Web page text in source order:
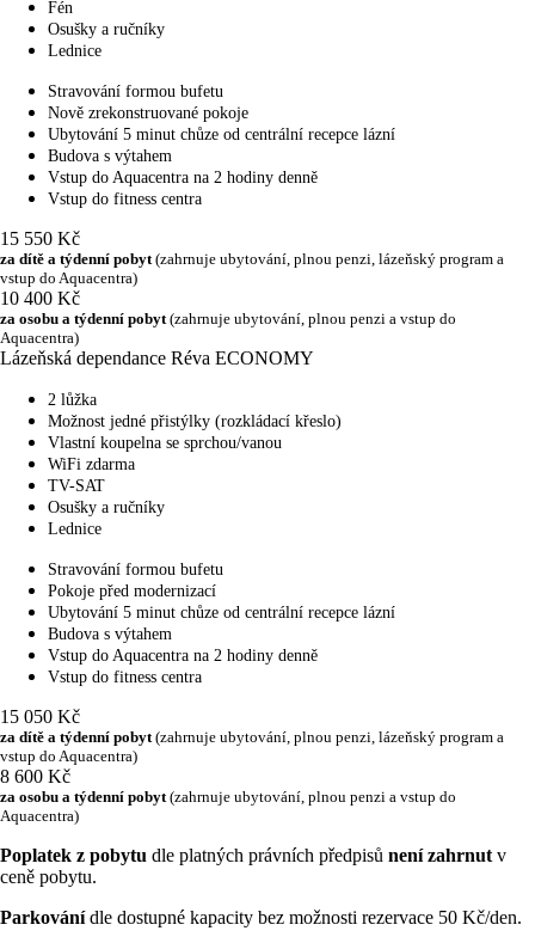
Fén
Osušky a ručníky
Lednice
Stravování formou bufetu
Nově zrekonstruované pokoje
Ubytování 5 minut chůze od centrální recepce lázní
Budova s výtahem
Vstup do Aquacentra na 2 hodiny denně
Vstup do fitness centra
15 550 Kč
za dítě a týdenní pobyt (zahrnuje ubytování, plnou penzi, lázeňský program a
vstup do Aquacentra)
10 400 Kč
za osobu a týdenní pobyt (zahrnuje ubytování, plnou penzi a vstup do
Aquacentra)
Lázeňská dependance Réva ECONOMY
2 lůžka
Možnost jedné přistýlky (rozkládací křeslo)
Vlastní koupelna se sprchou/vanou
WiFi zdarma
TV-SAT
Osušky a ručníky
Lednice
Stravování formou bufetu
Pokoje před modernizací
Ubytování 5 minut chůze od centrální recepce lázní
Budova s výtahem
Vstup do Aquacentra na 2 hodiny denně
Vstup do fitness centra
15 050 Kč
za dítě a týdenní pobyt (zahrnuje ubytování, plnou penzi, lázeňský program a
vstup do Aquacentra)
8 600 Kč
za osobu a týdenní pobyt (zahrnuje ubytování, plnou penzi a vstup do
Aquacentra)
Poplatek z pobytu dle platných právních předpisů není zahrnut v
ceně pobytu.
Parkovánídle dostupné kapacity bez možnosti rezervace 50 Kč/den.